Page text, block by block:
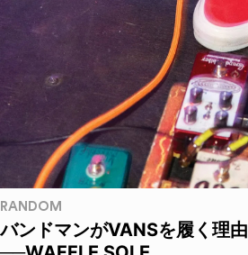
RANDOM
バンドマンがVANSを履く理由